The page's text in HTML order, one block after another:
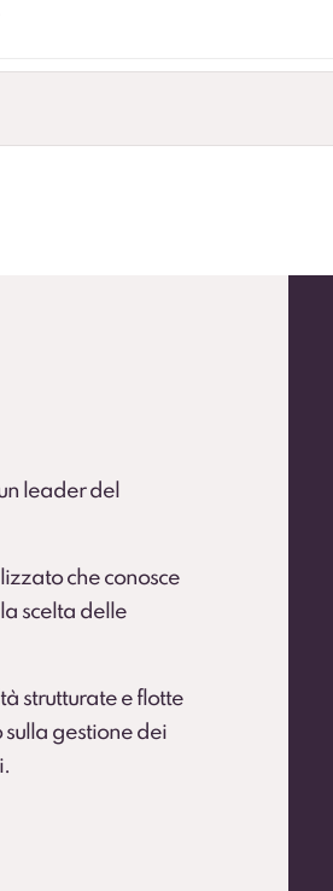
leader del
che conosce
scelta delle
strutturate e flotte
gestione dei